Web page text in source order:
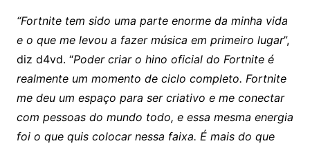
“Fortnite tem sido uma parte enorme da minha vida
e o que me levou a fazer música em primeiro lugar”,
diz d4vd. “Poder criar o hino oficial do Fortnite é
realmente um momento de ciclo completo. Fortnite
me deu um espaço para ser criativo e me conectar
com pessoas do mundo todo, e essa mesma energia
foi o que quis colocar nessa faixa. É mais do que